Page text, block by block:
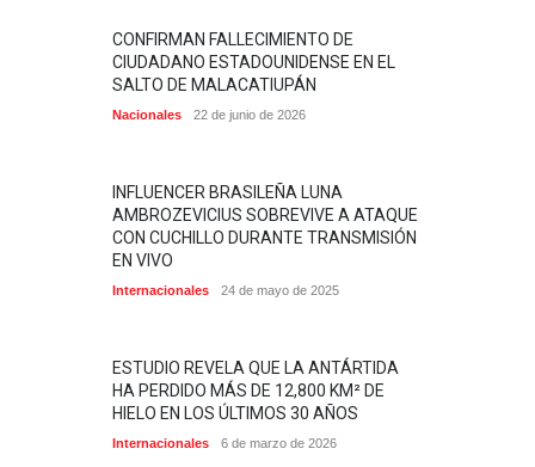
CONFIRMAN FALLECIMIENTO DE
CIUDADANO ESTADOUNIDENSE EN EL
SALTO DE MALACATIUPÁN
Nacionales 22 de junio de 2026
INFLUENCER BRASILEÑA LUNA
AMBROZEVICIUS SOBREVIVE A ATAQUE
CON CUCHILLO DURANTE TRANSMISIÓN
EN VIVO
Internacionales 24 de mayo de 2025
ESTUDIO REVELA QUE LA ANTÁRTIDA
HA PERDIDO MÁS DE 12,800 KM² DE
HIELO EN LOS ÚLTIMOS 30 AÑOS
Internacionales 6 de marzo de 2026